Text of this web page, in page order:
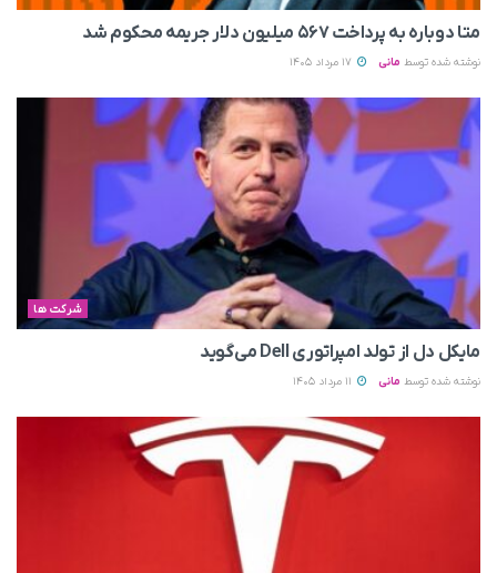
متا دوباره به پرداخت ۵۶۷ میلیون دلار جریمه محکوم شد
نوشته شده توسط مانی
شرکت ها
مایکل دل از تولد امپراتوری Dell می‌گوید
نوشته شده توسط مانی